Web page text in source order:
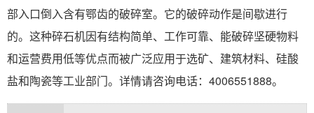
部入口倒入含有鄂齿的破碎室。它的破碎动作是间歇进行
的。这种碎石机因有结构简单、工作可靠、能破碎坚硬物料
和运营费用低等优点而被广泛应用于选矿、建筑材料、硅酸
盐和陶瓷等工业部门。详情请咨询电话：4006551888。